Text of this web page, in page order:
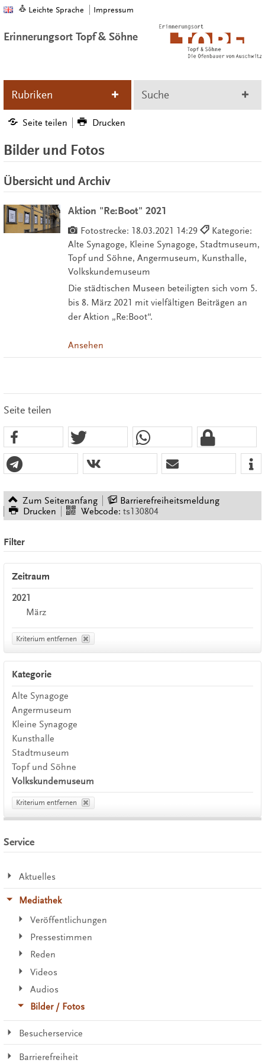
Leichte Sprache Impressum
Erinnerungsort Topf & Söhne
Rubriken Suche
Seite teilen Drucken
Bilder und Fotos
Übersicht und Archiv
Aktion "Re:Boot" 2021
Fotostrecke: 18.03.2021 14:29
Kategorie:
Alte Synagoge, Kleine Synagoge, Stadtmuseum,
Topf und Söhne, Angermuseum, Kunsthalle,
Volkskundemuseum
Die städtischen Museen beteiligten sich vom 5.
bis 8. März 2021 mit vielfältigen Beiträgen an
der Aktion „Re:Boot“.
Ansehen
Seite teilen
Zum Seitenanfang
Barrierefreiheitsmeldung
Drucken
Webcode: ts130804
Filter
Zeitraum
2021
März
Kriterium entfernen
Kategorie
Alte Synagoge
Angermuseum
Kleine Synagoge
Kunsthalle
Stadtmuseum
Topf und Söhne
Volkskundemuseum
Kriterium entfernen
Service
Aktuelles
Mediathek
Veröffentlichungen
Pressestimmen
Reden
Videos
Audios
Bilder / Fotos
Besucherservice
Barrierefreiheit